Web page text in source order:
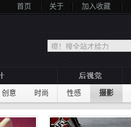
首页 关于 加入收藏
创意 时尚 性感 摄影